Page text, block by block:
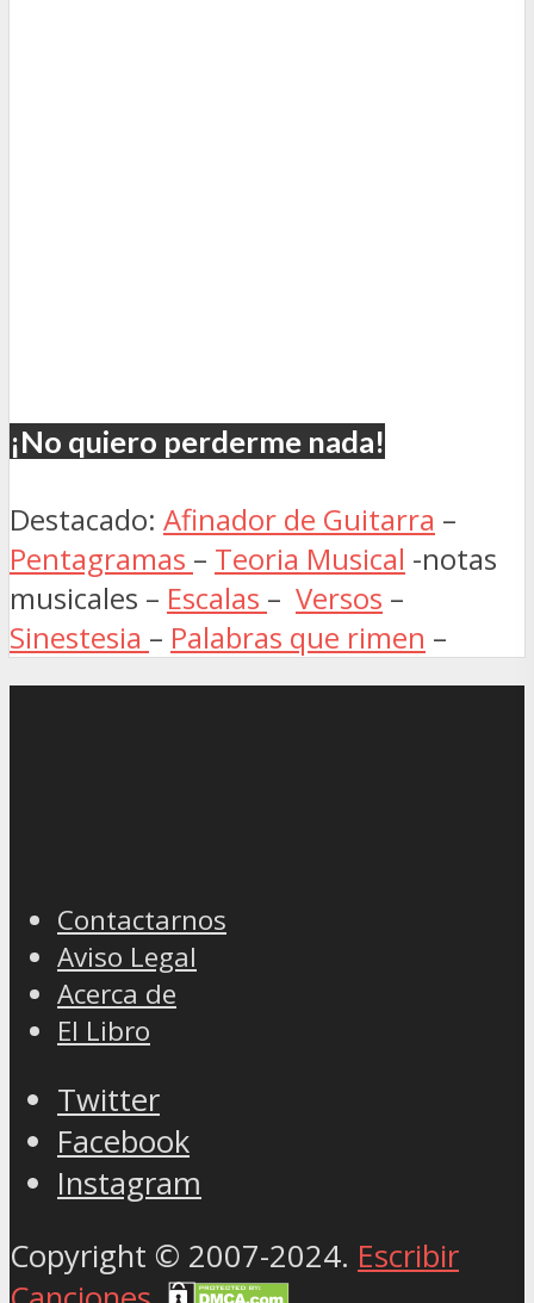
¡No quiero perderme nada!
Destacado: Afinador de Guitarra –
Pentagramas – Teoria Musical -notas
musicales – Escalas – Versos –
Sinestesia – Palabras que rimen –
Contactarnos
Aviso Legal
Acerca de
El Libro
Twitter
Facebook
Instagram
Copyright © 2007-2024. Escribir